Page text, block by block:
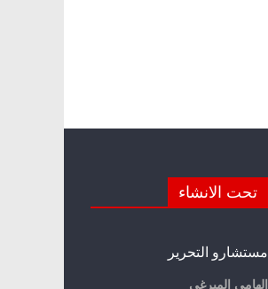
تحت الانشاء
مستشارو التحرير
إلهامي الميرغي